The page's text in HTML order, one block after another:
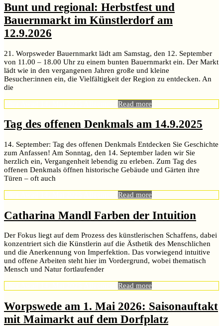
Bunt und regional: Herbstfest und
Bauernmarkt im Künstlerdorf am
12.9.2026
21. Worpsweder Bauernmarkt lädt am Samstag, den 12. September
von 11.00 – 18.00 Uhr zu einem bunten Bauernmarkt ein. Der Markt
lädt wie in den vergangenen Jahren große und kleine
Besucher:innen ein, die Vielfältigkeit der Region zu entdecken. An
die
Read more
Tag des offenen Denkmals am 14.9.2025
14. September: Tag des offenen Denkmals Entdecken Sie Geschichte
zum Anfassen! Am Sonntag, den 14. September laden wir Sie
herzlich ein, Vergangenheit lebendig zu erleben. Zum Tag des
offenen Denkmals öffnen historische Gebäude und Gärten ihre
Türen – oft auch
Read more
Catharina Mandl Farben der Intuition
Der Fokus liegt auf dem Prozess des künstlerischen Schaffens, dabei
konzentriert sich die Künstlerin auf die Ästhetik des Menschlichen
und die Anerkennung von Imperfektion. Das vorwiegend intuitive
und offene Arbeiten steht hier im Vordergrund, wobei thematisch
Mensch und Natur fortlaufender
Read more
Worpswede am 1. Mai 2026: Saisonauftakt
mit Maimarkt auf dem Dorfplatz